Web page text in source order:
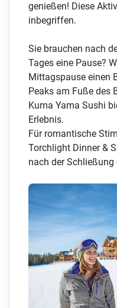
genießen! Diese
inbegriffen.
Sie brauchen nach
Tages eine Pause?
Mittagspause einen
Peaks am Fuße des
Kuma Yama Sushi
Erlebnis.
Für romantische
Torchlight Dinner &
nach der